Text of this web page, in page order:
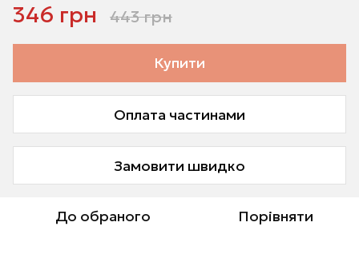
346 грн 443 грн
Купити
Оплата частинами
Замовити швидко
До обраного Порівняти